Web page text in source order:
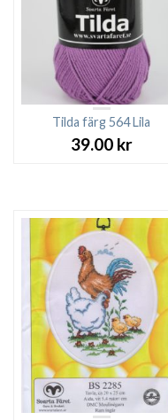
Tilda färg 564 Lila
39.00 kr